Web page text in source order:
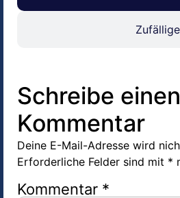
Schreibe einen
Kommentar
Deine E-Mail-Adresse wird
Erforderliche Felder sind mit *
Kommentar *